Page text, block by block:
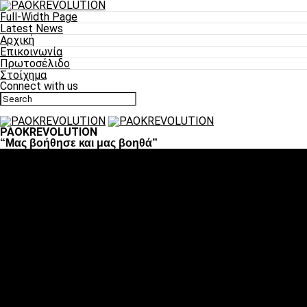
Full-Width Page
Latest News
Αρχική
Επικοινωνία
Πρωτοσέλιδο
Στοίχημα
Connect with us
PAOKREVOLUTION
“Μας βοήθησε και μας βοηθά”